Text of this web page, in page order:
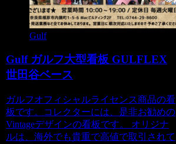
Gulf
Gulf ガルフ大型看板 GULFLEX
世田谷ベース
ガルフオフィシャルライセンス商品の看
板です。コレクターには、是非お勧めの
Vintageデザインの看板です。 オリジナ
ルは、海外でも貴重で高値で取引されて